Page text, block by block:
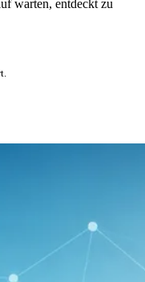
warten, entdeckt zu